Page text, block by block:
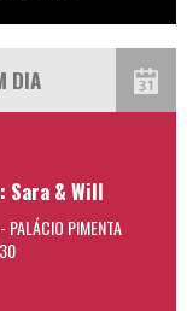
Sara & Will
PALÁCIO PIMENTA